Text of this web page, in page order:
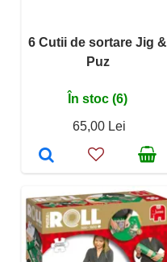
6 Cutii de sortare Jig &
Puz
În stoc (6)
65,00 Lei